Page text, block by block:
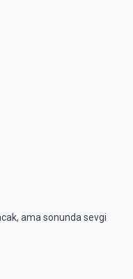
ama sonunda sevgi